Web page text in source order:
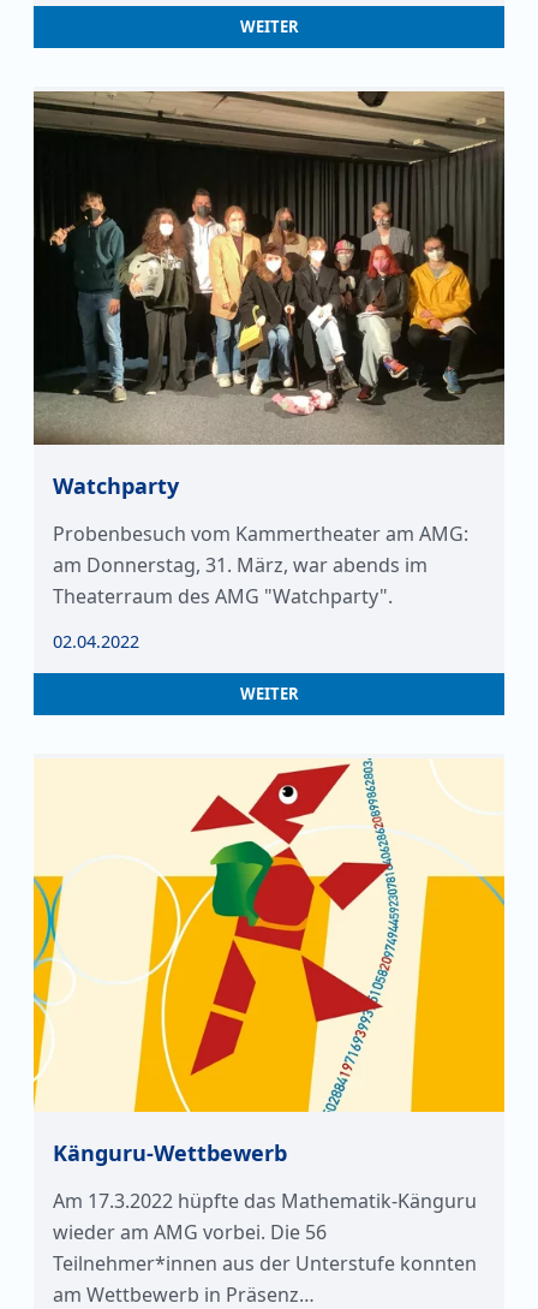
WEITER
Watchparty
Probenbesuch vom Kammertheater am AMG:
am Donnerstag, 31. März, war abends im
Theaterraum des AMG "Watchparty".
02.04.2022
WEITER
Känguru-Wettbewerb
Am 17.3.2022 hüpfte das Mathematik-Känguru
wieder am AMG vorbei. Die 56
Teilnehmer*innen aus der Unterstufe konnten
am Wettbewerb in Präsenz…